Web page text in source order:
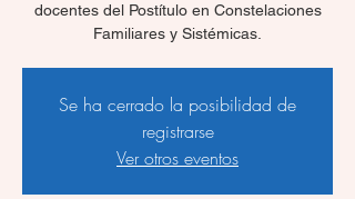
docentes del Postítulo en Constelaciones
Familiares y Sistémicas.
Se ha cerrado la posibilidad de
registrarse
Ver otros eventos